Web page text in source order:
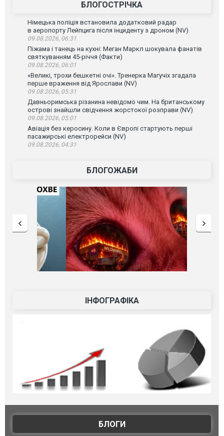
БЛОГОСТРІЧКА
Німецька поліція встановила додатковий радар
в аеропорту Лейпцига після інциденту з дроном (NV)
09.08.2026, 06:31
Піжама і танець на кухні: Меган Маркл шокувала фанатів
святкуванням 45-річчя (Факти)
09.08.2026, 06:01
«Великі, трохи бешкетні очі». Тренерка Магучіх згадала
перше враження від Ярослави (NV)
09.08.2026, 05:31
Давньоримська різанина невідомо чим. На британському
острові знайшли свідчення жорстокої розправи (NV)
09.08.2026, 05:01
Авіація без керосину. Коли в Європі стартують перші
пасажирські електрорейси (NV)
09.08.2026, 04:31
БЛОГОЖАБИ
ІНФОГРАФІКА
БЛОГИ